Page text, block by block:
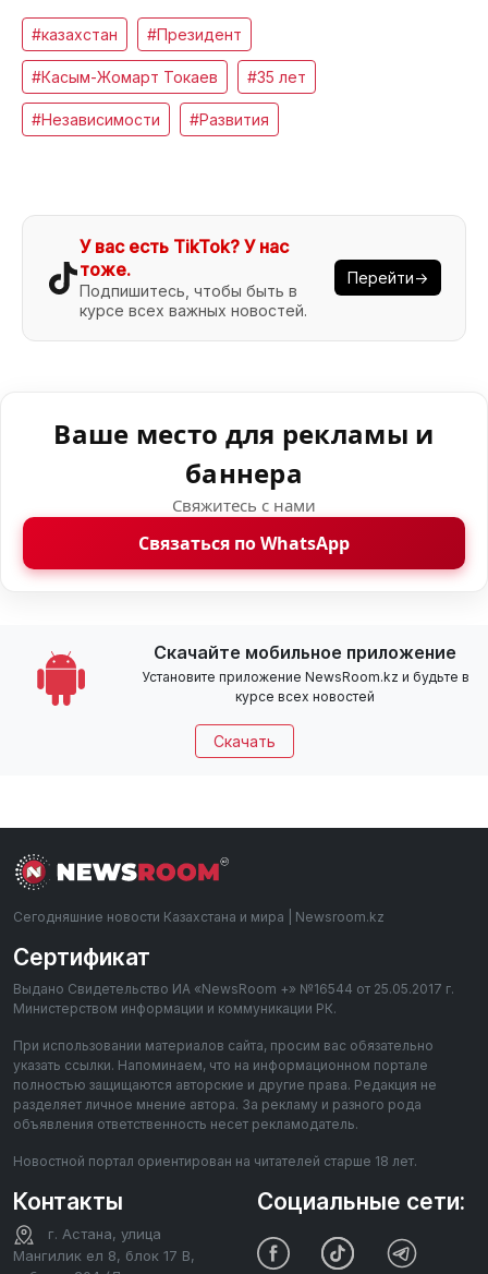
#казахстан #Президент
#Касым-Жомарт Токаев #35 лет
#Независимости #Развития
У вас есть TikTok? У нас
тоже.
Подпишитесь, чтобы быть в
курсе всех важных новостей.
Перейти→
Ваше место для рекламы и
баннера
Свяжитесь с нами
Связаться по WhatsApp
Скачайте мобильное приложение
Установите приложение NewsRoom.kz и будьте в
курсе всех новостей
Скачать
Сегодняшние новости Казахстана и мира | Newsroom.kz
Сертификат
Выдано Свидетельство ИА «NewsRoom +» №16544 от 25.05.2017 г.
Министерством информации и коммуникации РК.
При использовании материалов сайта, просим вас обязательно
указать ссылки. Напоминаем, что на информационном портале
полностью защищаются авторские и другие права. Редакция не
разделяет личное мнение автора. За рекламу и разного рода
объявления ответственность несет рекламодатель.
Новостной портал ориентирован на читателей старше 18 лет.
Контакты
г. Астана, улица
Мангилик ел 8, блок 17 В,
Социальные сети: